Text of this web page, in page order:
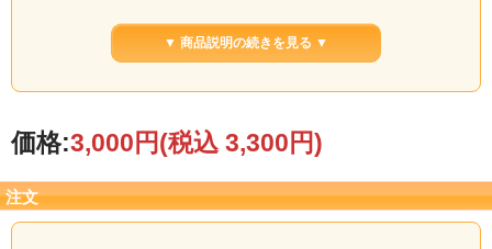
▼ 商品説明の続きを見る ▼
価格:3,000円(税込 3,300円)
注文